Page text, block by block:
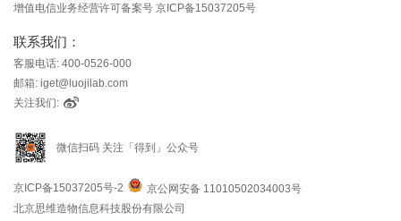
增值电信业务经营许可备案号 京ICP备15037205号
联系我们：
客服电话: 400-0526-000
邮箱: iget@luojilab.com
关注我们:
微信扫码 关注「得到」公众号
京ICP备15037205号-2
京公网安备 11010502034003号
北京思维造物信息科技股份有限公司